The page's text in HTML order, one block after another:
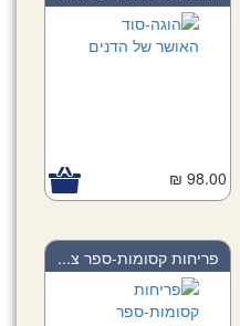
98.00 ₪
פריחות קסומות-ספר צ...